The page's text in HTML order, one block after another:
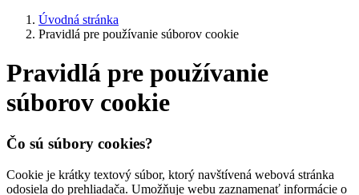
Úvodná stránka
Pravidlá pre používanie súborov cookie
Pravidlá pre používanie
súborov cookie
Čo sú súbory cookies?
Cookie je krátky textový súbor, ktorý navštívená webová stránka
odosiela do prehliadača. Umožňuje webu zaznamenať informácie o